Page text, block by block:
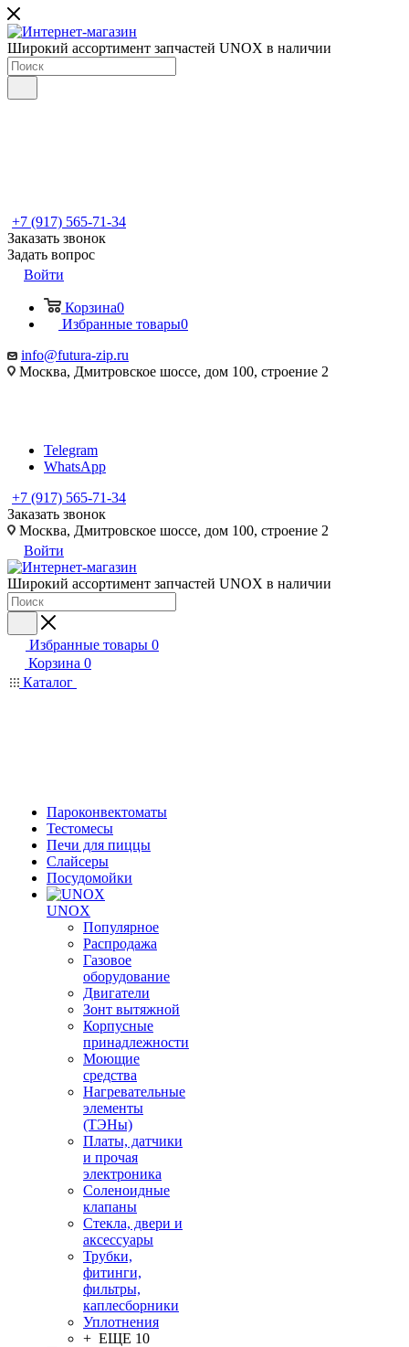
Широкий ассортимент запчастей UNOX в наличии
+7 (917) 565-71-34
Заказать звонок
Задать вопрос
Войти
Корзина0
Избранные товары0
info@futura-zip.ru
Москва, Дмитровское шоссе, дом 100, строение 2
Telegram
WhatsApp
+7 (917) 565-71-34
Заказать звонок
Москва, Дмитровское шоссе, дом 100, строение 2
Войти
Широкий ассортимент запчастей UNOX в наличии
Избранные товары 0
Корзина 0
Каталог
Пароконвектоматы
Тестомесы
Печи для пиццы
Слайсеры
Посудомойки
UNOX
Популярное
Распродажа
Газовое
оборудование
Двигатели
Зонт вытяжной
Корпусные
принадлежности
Моющие
средства
Нагревательные
элементы
(ТЭНы)
Платы, датчики
и прочая
электроника
Соленоидные
клапаны
Стекла, двери и
аксессуары
Трубки,
фитинги,
фильтры,
каплесборники
Уплотнения
+ ЕЩЕ 10